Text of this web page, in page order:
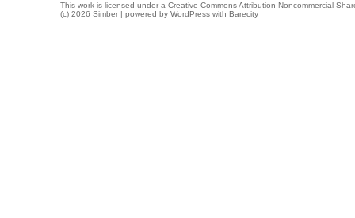
This work is licensed under a Creative Commons Attribution-Noncommercial-
(c) 2026 Simber | powered by WordPress with Barecity